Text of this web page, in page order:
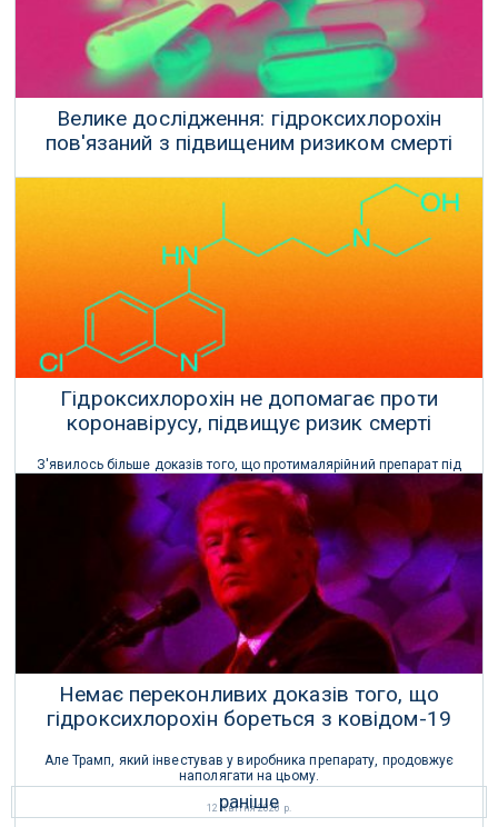
Велике дослідження: гідроксихлорохін
пов'язаний з підвищеним ризиком смерті
Всього три дні тому Трамп похвалився журналістам, що приймає
гідроксихлорохін.
Гідроксихлорохін не допомагає проти
коронавірусу, підвищує ризик смерті
З'явилось більше доказів того, що протималярійний препарат під
назвою гідроксихлорохін є досить жахливим способом лікування
COVID-19.
22 Квітня 2020 р.
Немає переконливих доказів того, що
гідроксихлорохін бореться з ковідом-19
Але Трамп, який інвестував у виробника препарату, продовжує
наполягати на цьому.
12 Квітня 2020 р.
раніше